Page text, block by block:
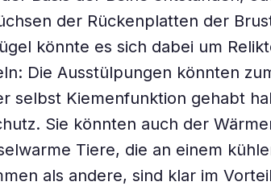
der Rückenplatten der
könnte es sich dabei um
Die Ausstülpungen könnten
selbst Kiemenfunktion gehabt
Sie könnten auch der
Tiere, die an einem
als andere, sind klar im